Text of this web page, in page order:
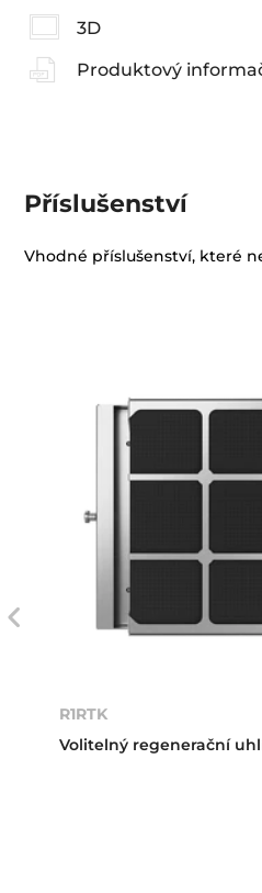
3D
Produktový
Příslušenství
Vhodné příslušenství, které
R1RTK
Volitelný regenerační